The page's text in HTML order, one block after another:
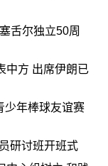
舌尔独立50周
中方 出席伊朗已
少年棒球友谊赛
研讨班开班式